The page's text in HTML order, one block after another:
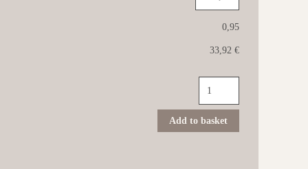
0,95
33,92 €
Uptown
7,5x30
Water
quantità
Add to basket